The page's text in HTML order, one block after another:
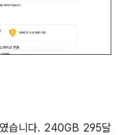
습니다. 240GB 295달